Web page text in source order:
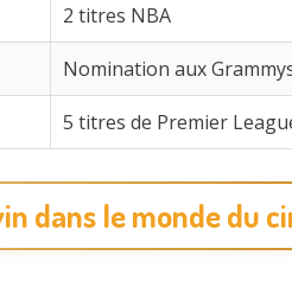
2 titres NBA
Nomination aux
5 titres de Premier
dans le monde du